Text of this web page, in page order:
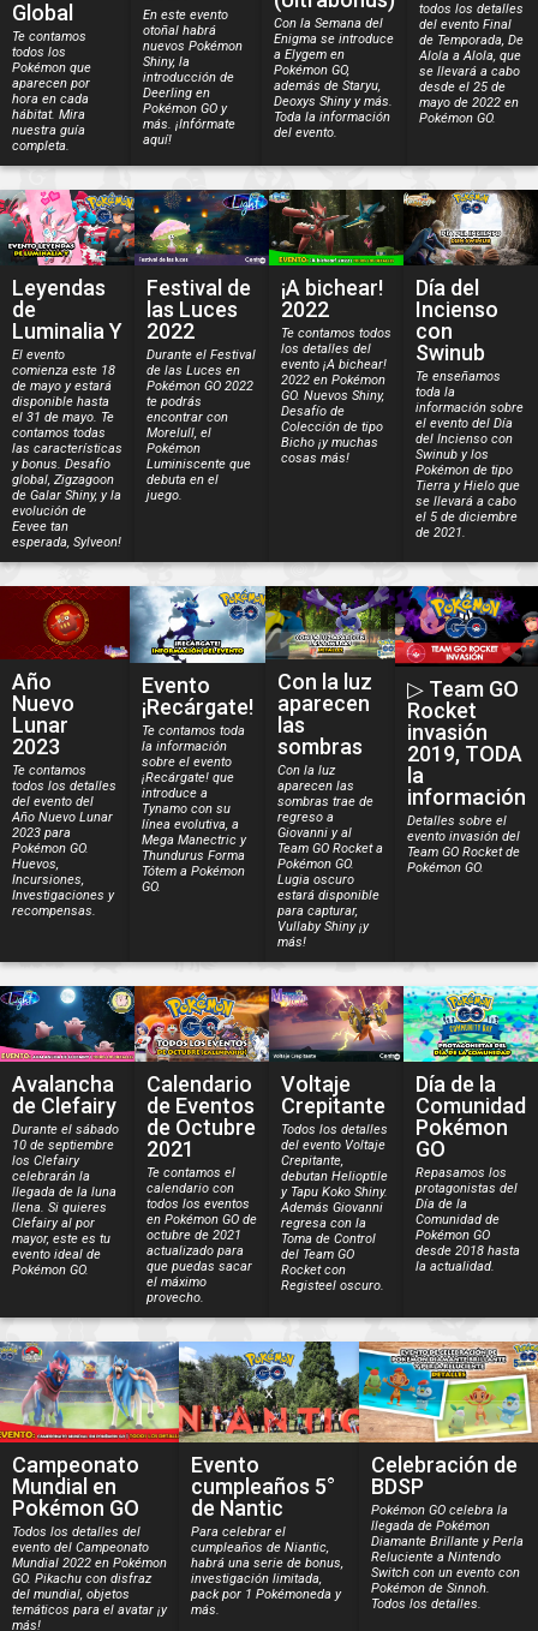
Global
Te contamos
todos los
Pokémon que
aparecen por
hora en cada
hábitat. Mira
nuestra guía
completa.
En este evento
otoñal habrá
nuevos Pokémon
Shiny, la
introducción de
Deerling en
Pokémon GO y
más. ¡Infórmate
aquí!
Con la Semana del
Enigma se introduce
a Elygem en
Pokémon GO,
además de Staryu,
Deoxys Shiny y más.
Toda la información
del evento.
todos los detalles
del evento Final
de Temporada, De
Alola a Alola, que
se llevará a cabo
desde el 25 de
mayo de 2022 en
Pokémon GO.
Leyendas
de
Luminalia Y
El evento
comienza este 18
de mayo y estará
disponible hasta
el 31 de mayo. Te
contamos todas
las características
y bonus. Desafío
global, Zigzagoon
de Galar Shiny, y la
evolución de
Eevee tan
esperada, Sylveon!
Festival de
las Luces
2022
Durante el Festival
de las Luces en
Pokémon GO 2022
te podrás
encontrar con
Morelull, el
Pokémon
Luminiscente que
debuta en el
juego.
¡A bichear!
2022
Te contamos todos
los detalles del
evento ¡A bichear!
2022 en Pokémon
GO. Nuevos Shiny,
Desafío de
Colección de tipo
Bicho ¡y muchas
cosas más!
Día del
Incienso
con
Swinub
Te enseñamos
toda la
información sobre
el evento del Día
del Incienso con
Swinub y los
Pokémon de tipo
Tierra y Hielo que
se llevará a cabo
el 5 de diciembre
de 2021.
Año
Nuevo
Lunar
2023
Te contamos
todos los detalles
del evento del
Año Nuevo Lunar
2023 para
Pokémon GO.
Huevos,
Incursiones,
Investigaciones y
recompensas.
Evento
¡Recárgate!
Te contamos toda
la información
sobre el evento
¡Recárgate! que
introduce a
Tynamo con su
línea evolutiva, a
Mega Manectric y
Thundurus Forma
Tótem a Pokémon
GO.
Con la luz
aparecen
las
sombras
Con la luz
aparecen las
sombras trae de
regreso a
Giovanni y al
Team GO Rocket a
Pokémon GO.
Lugia oscuro
estará disponible
para capturar,
Vullaby Shiny ¡y
más!
▷ Team GO
Rocket
invasión
2019, TODA
la
información
Detalles sobre el
evento invasión del
Team GO Rocket de
Pokémon GO.
Avalancha
de Clefairy
Durante el sábado
10 de septiembre
los Clefairy
celebrarán la
llegada de la luna
llena. Si quieres
Clefairy al por
mayor, este es tu
evento ideal de
Pokémon GO.
Calendario
de Eventos
de Octubre
2021
Te contamos el
calendario con
todos los eventos
en Pokémon GO de
octubre de 2021
actualizado para
que puedas sacar
el máximo
provecho.
Voltaje
Crepitante
Todos los detalles
del evento Voltaje
Crepitante,
debutan Helioptile
y Tapu Koko Shiny.
Además Giovanni
regresa con la
Toma de Control
del Team GO
Rocket con
Registeel oscuro.
Día de la
Comunidad
Pokémon
GO
Repasamos los
protagonistas del
Día de la
Comunidad de
Pokémon GO
desde 2018 hasta
la actualidad.
Campeonato
Mundial en
Pokémon GO
Todos los detalles del
evento del Campeonato
Mundial 2022 en Pokémon
GO. Pikachu con disfraz
del mundial, objetos
temáticos para el avatar ¡y
más!
Evento
cumpleaños 5°
de Nantic
Para celebrar el
cumpleaños de Niantic,
habrá una serie de bonus,
investigación limitada,
pack por 1 Pokémoneda y
más.
Celebración de
BDSP
Pokémon GO celebra la
llegada de Pokémon
Diamante Brillante y Perla
Reluciente a Nintendo
Switch con un evento con
Pokémon de Sinnoh.
Todos los detalles.